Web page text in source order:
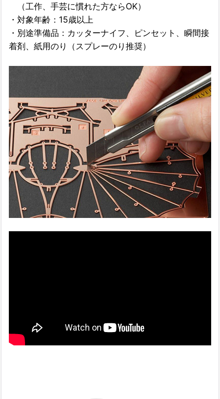
（工作、手芸に慣れた方ならOK）
・対象年齢：15歳以上
・別途準備品：カッターナイフ、ピンセット、瞬間接
着剤、紙用のり（スプレーのり推奨）